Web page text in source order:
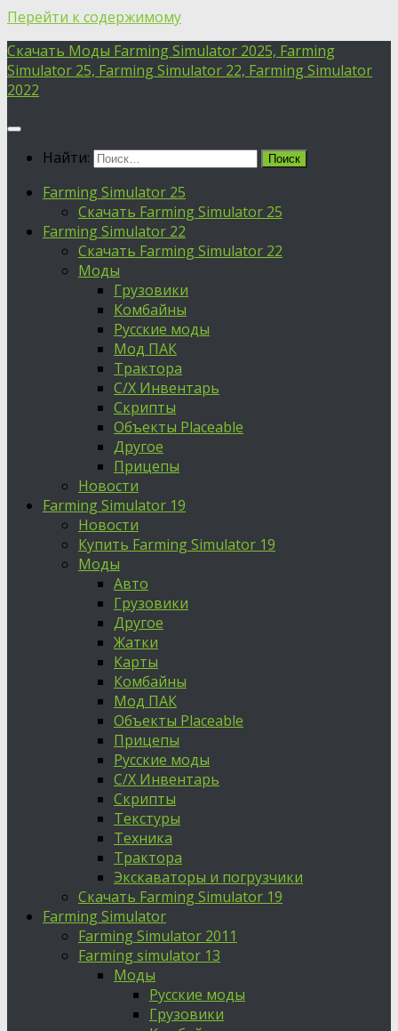
Перейти к содержимому
Скачать Моды Farming Simulator 2025, Farming
Simulator 25, Farming Simulator 22, Farming Simulator
2022
Найти:
Farming Simulator 25
Скачать Farming Simulator 25
Farming Simulator 22
Скачать Farming Simulator 22
Моды
Грузовики
Комбайны
Русские моды
Мод ПАК
Трактора
С/Х Инвентарь
Скрипты
Объекты Placeable
Другое
Прицепы
Новости
Farming Simulator 19
Новости
Купить Farming Simulator 19
Моды
Авто
Грузовики
Другое
Жатки
Карты
Комбайны
Мод ПАК
Объекты Placeable
Прицепы
Русские моды
С/Х Инвентарь
Скрипты
Текстуры
Техника
Трактора
Экскаваторы и погрузчики
Скачать Farming Simulator 19
Farming Simulator
Farming Simulator 2011
Farming simulator 13
Моды
Русские моды
Грузовики